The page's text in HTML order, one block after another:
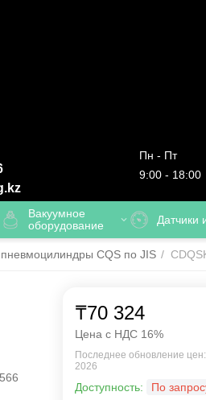
Пн - Пт
9:00 - 18:00
Вакуумное
оборудование
Датчики
CQS по JIS /
₸70 324
Цена с НДС 16%
Последнее обновление цен:
2026
Доступность: По